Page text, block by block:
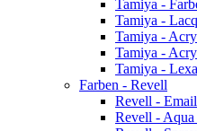
Tamiya -
Tamiya -
Tamiya -
Tamiya -
Tamiya -
Farben - Revell
Revell -
Revell -